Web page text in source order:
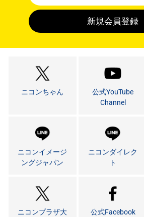
新規会員登録
ニコンちゃん
公式YouTube
Channel
ニコンイメージ
ングジャパン
ニコンダイレク
ト
ニコンプラザ大
公式Facebook